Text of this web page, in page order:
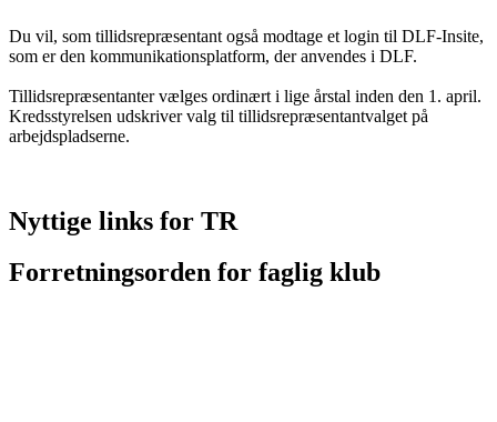
Du vil, som tillidsrepræsentant også modtage et login til DLF-Insite,
som er den kommunikationsplatform, der anvendes i DLF.
Tillidsrepræsentanter vælges ordinært i lige årstal inden den 1. april.
Kredsstyrelsen udskriver valg til tillidsrepræsentantvalget på
arbejdspladserne.
Nyttige links for TR
Forretningsorden for faglig klub